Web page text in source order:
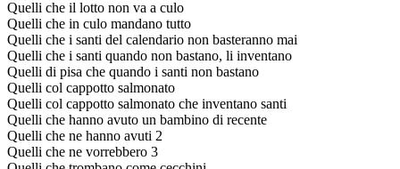
Quelli che il lotto non va a culo
Quelli che in culo mandano tutto
Quelli che i santi del calendario non basteranno mai
Quelli che i santi quando non bastano, li inventano
Quelli di pisa che quando i santi non bastano
Quelli col cappotto salmonato
Quelli col cappotto salmonato che inventano santi
Quelli che hanno avuto un bambino di recente
Quelli che ne hanno avuti 2
Quelli che ne vorrebbero 3